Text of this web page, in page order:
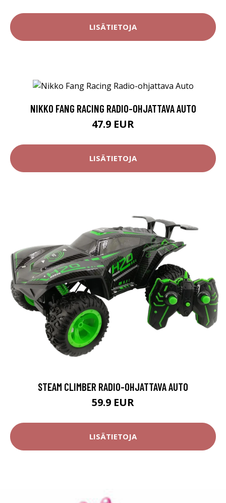
LISÄTIETOJA
NIKKO FANG RACING RADIO-OHJATTAVA AUTO
47.9 EUR
LISÄTIETOJA
STEAM CLIMBER RADIO-OHJATTAVA AUTO
59.9 EUR
LISÄTIETOJA